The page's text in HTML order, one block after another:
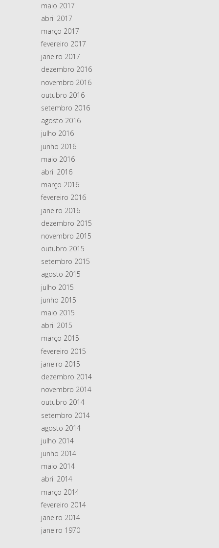
maio 2017
abril 2017
março 2017
fevereiro 2017
janeiro 2017
dezembro 2016
novembro 2016
outubro 2016
setembro 2016
agosto 2016
julho 2016
junho 2016
maio 2016
abril 2016
março 2016
fevereiro 2016
janeiro 2016
dezembro 2015
novembro 2015
outubro 2015
setembro 2015
agosto 2015
julho 2015
junho 2015
maio 2015
abril 2015
março 2015
fevereiro 2015
janeiro 2015
dezembro 2014
novembro 2014
outubro 2014
setembro 2014
agosto 2014
julho 2014
junho 2014
maio 2014
abril 2014
março 2014
fevereiro 2014
janeiro 2014
janeiro 1970